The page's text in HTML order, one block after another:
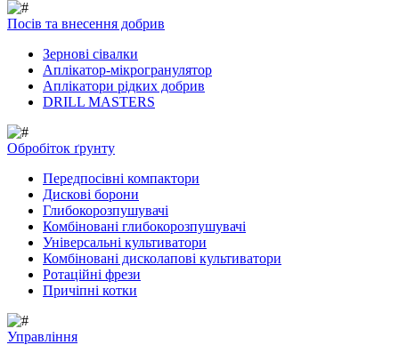
Посів та внесення добрив
Зернові сівалки
Аплікатор-мікрогранулятор
Аплікатори рідких добрив
DRILL MASTERS
Обробіток ґрунту
Передпосівні компактори
Дискові борони
Глибокорозпушувачі
Комбіновані глибокорозпушувачі
Універсальні культиватори
Комбіновані дисколапові культиватори
Ротаційні фрези
Причіпні котки
Управління